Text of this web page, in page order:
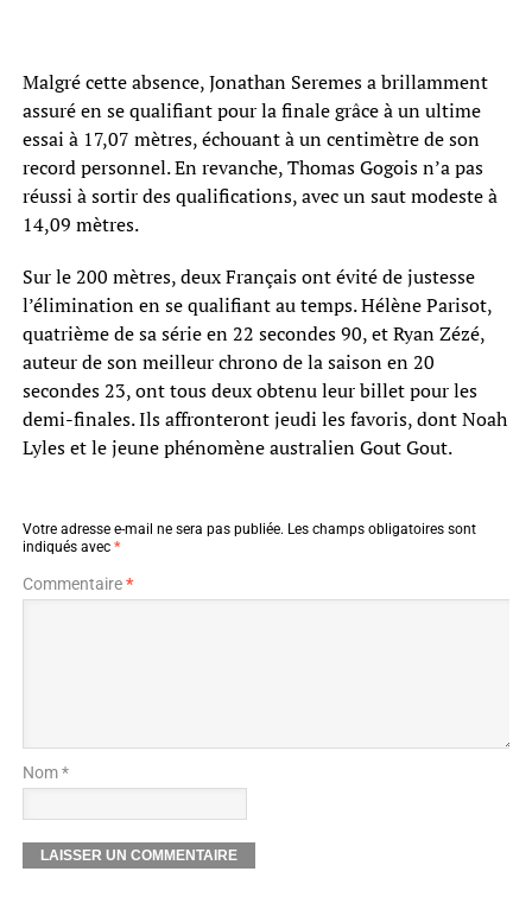
Malgré cette absence, Jonathan Seremes a brillamment
assuré en se qualifiant pour la finale grâce à un ultime
essai à 17,07 mètres, échouant à un centimètre de son
record personnel. En revanche, Thomas Gogois n’a pas
réussi à sortir des qualifications, avec un saut modeste à
14,09 mètres.
Sur le 200 mètres, deux Français ont évité de justesse
l’élimination en se qualifiant au temps. Hélène Parisot,
quatrième de sa série en 22 secondes 90, et Ryan Zézé,
auteur de son meilleur chrono de la saison en 20
secondes 23, ont tous deux obtenu leur billet pour les
demi-finales. Ils affronteront jeudi les favoris, dont Noah
Lyles et le jeune phénomène australien Gout Gout.
Votre adresse e-mail ne sera pas publiée. Les champs obligatoires sont
indiqués avec *
Commentaire*
Nom *